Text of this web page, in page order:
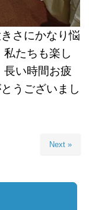
さにかなり悩
たちも楽し
長い時間お疲
うございまし
Next »